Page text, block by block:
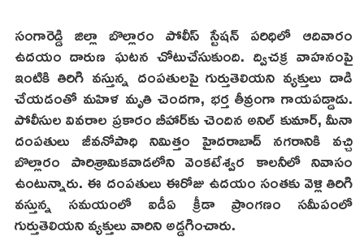
సంగారెడ్డి జిల్లా బొల్లారం పోలీస్ స్టేషన్ పరిధిలో ఆదివారం
ఉదయం దారుణ ఘటన చోటుచేసుకుంది. ద్విచక్ర వాహనంపై
ఇంటికి తిరిగి వస్తున్న దంపతులపై గుర్తుతెలియని వ్యక్తులు దాడి
చేయడంతో మహిళ మృతి చెందగా, భర్త తీవ్రంగా గాయపడ్డాడు.
పోలీసుల వివరాల ప్రకారం బీహార్‌కు చెందిన అనిల్ కుమార్, మీనా
దంపతులు జీవనోపాధి నిమిత్తం హైదరాబాద్ నగరానికి వచ్చి
బొల్లారం పారిశ్రామికవాడలోని వెంకటేశ్వర కాలనీలో నివాసం
ఉంటున్నారు. ఈ దంపతులు ఈరోజు ఉదయం సంతకు వెళ్లి తిరిగి
వస్తున్న సమయంలో ఐడీఏ క్రీడా ప్రాంగణం సమీపంలో
గుర్తుతెలియని వ్యక్తులు వారిని అడ్డగించారు.